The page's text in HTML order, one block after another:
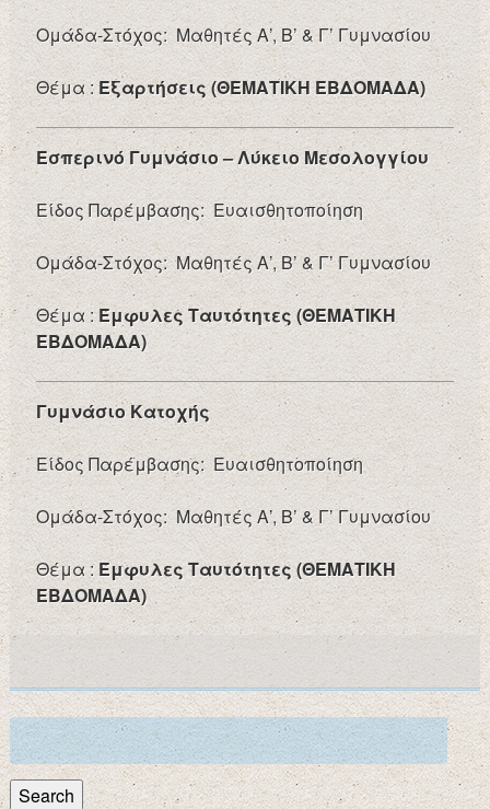
Ομάδα-Στόχος: Μαθητές Α’, Β’ & Γ’ Γυμνασίου
Θέμα :Εξαρτήσεις (ΘΕΜΑΤΙΚΗ ΕΒΔΟΜΑΔΑ)
Εσπερινό Γυμνάσιο – Λύκειο Μεσολογγίου
Είδος Παρέμβασης: Ευαισθητοποίηση
Ομάδα-Στόχος: Μαθητές Α’, Β’ & Γ’ Γυμνασίου
Θέμα :Έμφυλες Ταυτότητες (ΘΕΜΑΤΙΚΗ
ΕΒΔΟΜΑΔΑ)
Γυμνάσιο Κατοχής
Είδος Παρέμβασης: Ευαισθητοποίηση
Ομάδα-Στόχος: Μαθητές Α’, Β’ & Γ’ Γυμνασίου
Θέμα :Έμφυλες Ταυτότητες (ΘΕΜΑΤΙΚΗ
ΕΒΔΟΜΑΔΑ)
Search
for:
Search